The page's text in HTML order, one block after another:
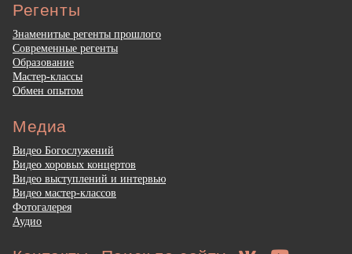
Регенты
Знаменитые регенты прошлого
Современные регенты
Образование
Мастер-классы
Обмен опытом
Медиа
Видео Богослужений
Видео хоровых концертов
Видео выступлений и интервью
Видео мастер-классов
Фотогалерея
Аудио